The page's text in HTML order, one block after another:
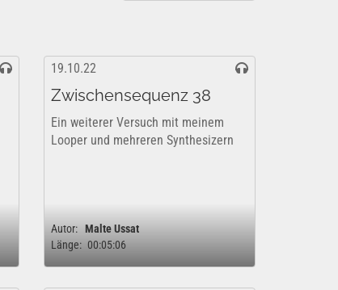
19.10.22
Zwischensequenz 38
Ein weiterer Versuch mit meinem
Looper und mehreren Synthesizern
Autor: Malte Ussat
Länge: 00:05:06